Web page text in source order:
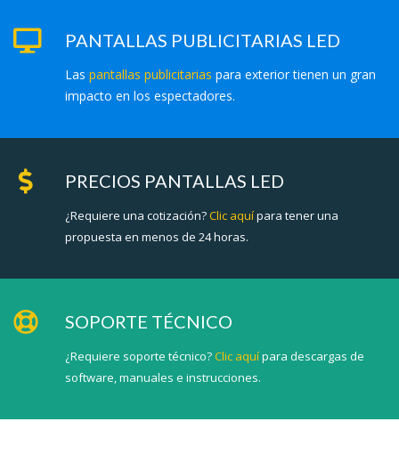
PANTALLAS PUBLICITARIAS LED
Las pantallas publicitarias para exterior tienen un gran
impacto en los espectadores.
PRECIOS PANTALLAS LED
¿Requiere una cotización?Clic aquípara tener una
propuesta en menos de 24 horas.
SOPORTE TÉCNICO
¿Requiere soporte técnico?Clic aquípara descargas de
software, manuales e instrucciones.